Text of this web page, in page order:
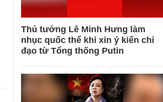
Thủ tướng Lê Minh Hưng làm
nhục quốc thể khi xin ý kiến chỉ
đạo từ Tổng thống Putin